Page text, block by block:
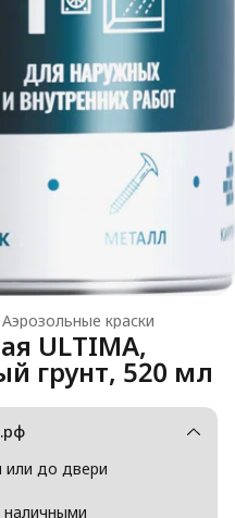
Аэрозольные краски
ULTIMA,
грунт, 520 мл
или до двери